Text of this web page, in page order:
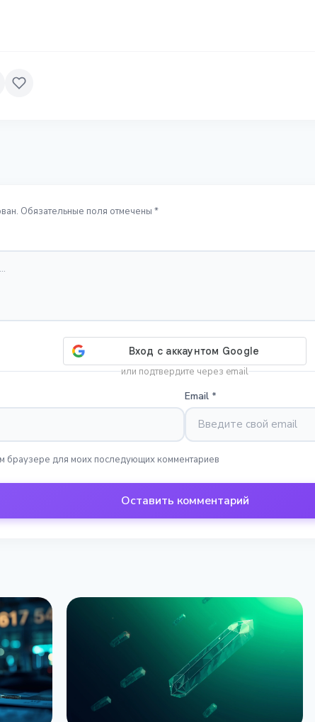
Обязательные поля отмечены *
или подтвердите через email
Email *
браузере для моих последующих комментариев
Оставить комментарий